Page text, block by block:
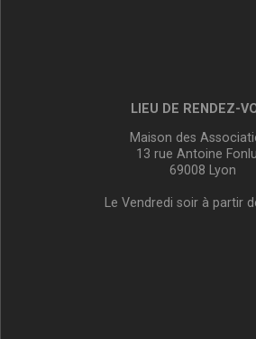
LIEU DE RENDEZ-
Maison des
13 rue Antoine
69008 Lyon
Le Vendredi soir à partir